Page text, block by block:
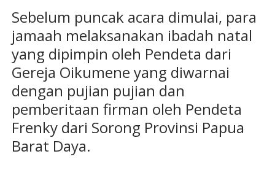
Sebelum puncak acara dimulai, para
jamaah melaksanakan ibadah natal
yang dipimpin oleh Pendeta dari
Gereja Oikumene yang diwarnai
dengan pujian pujian dan
pemberitaan firman oleh Pendeta
Frenky dari Sorong Provinsi Papua
Barat Daya.